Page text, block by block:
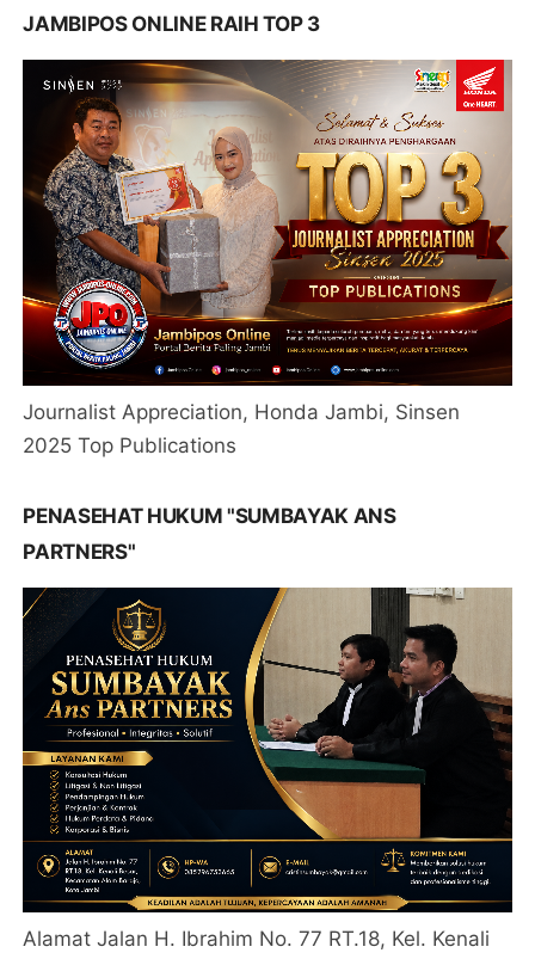
JAMBIPOS ONLINE RAIH TOP 3
Journalist Appreciation, Honda Jambi, Sinsen
2025 Top Publications
PENASEHAT HUKUM "SUMBAYAK ANS
PARTNERS"
Alamat Jalan H. Ibrahim No. 77 RT.18, Kel. Kenali